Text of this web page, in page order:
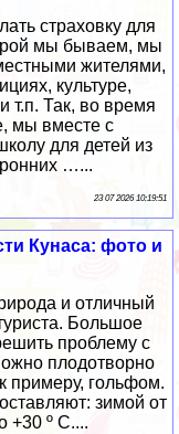
страховку для
мы бываем, мы
жителями,
культуре,
т.п. Так, во время
мы вместе с
для детей из
…...
23 07 2026 10:19:51
Кунаса: фото и
и отличный
Большое
проблему с
плодотворно
примеру, гольфом.
зимой от
+30 º С....